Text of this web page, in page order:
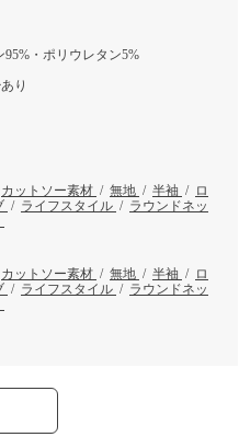
・ポリウレタン5%
り
カットソー素材 / 無地 / 半袖 / ロ
/ ライフスタイル / ラウンドネッ
カットソー素材 / 無地 / 半袖 / ロ
/ ライフスタイル / ラウンドネッ